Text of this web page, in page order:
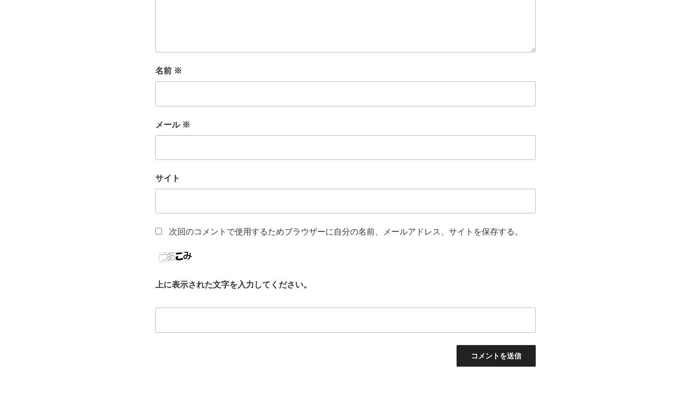
名前 ※
メール ※
サイト
次回のコメントで使用するためブラウザーに自分の名前、メールアドレス、サイトを保存する。
上に表示された文字を入力してください。